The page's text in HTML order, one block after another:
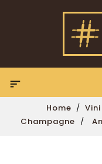

Home
Champagne